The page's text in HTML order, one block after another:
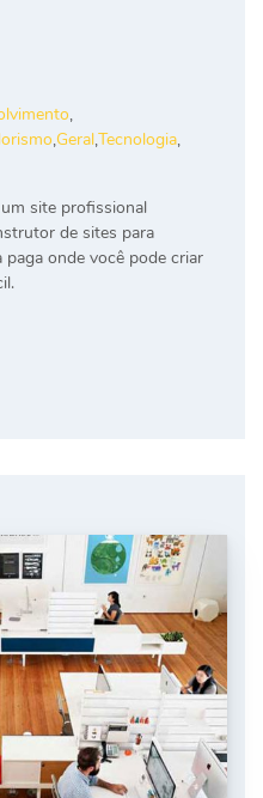
,
,Geral,Tecnologia,
site profissional
de sites para
onde você pode criar